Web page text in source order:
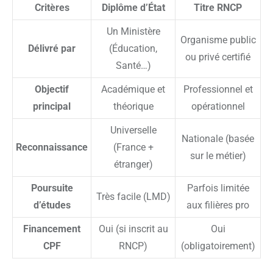
Critères Diplôme d’État Titre RNCP
Délivré par
Un Ministère
(Éducation,
Santé…)
Organisme public
ou privé certifié
Objectif
principal
Académique et
théorique
Professionnel et
opérationnel
Reconnaissance
Universelle
(France +
étranger)
Nationale (basée
sur le métier)
Poursuite
d’études
Très facile (LMD)
Parfois limitée
aux filières pro
Financement
CPF
Oui (si inscrit au
RNCP)
Oui
(obligatoirement)